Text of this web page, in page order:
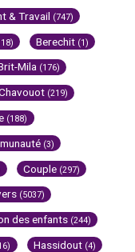
& Travail (747)
Berechit (1)
Mila (176)
(219)
(188)
(3)
Couple (297)
(5037)
des enfants (244)
Hassidout (4)